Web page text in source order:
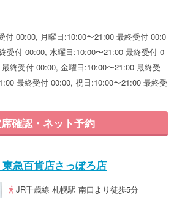
付 00:00, 月曜日:10:00〜21:00 最終受付 00:0
受付 00:00, 水曜日:10:00〜21:00 最終受付 0
終受付 00:00, 金曜日:10:00〜21:00 最終受
最終受付 00:00, 祝日:10:00〜21:00 最終受
確認・ネット予約
急百貨店さっぽろ店
JR千歳線 札幌駅 南口より徒歩5分